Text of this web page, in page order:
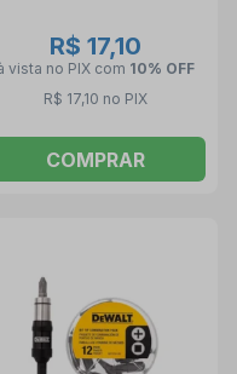
R$ 17,10
vista no PIX com 10% OFF
R$ 17,10 no PIX
COMPRAR